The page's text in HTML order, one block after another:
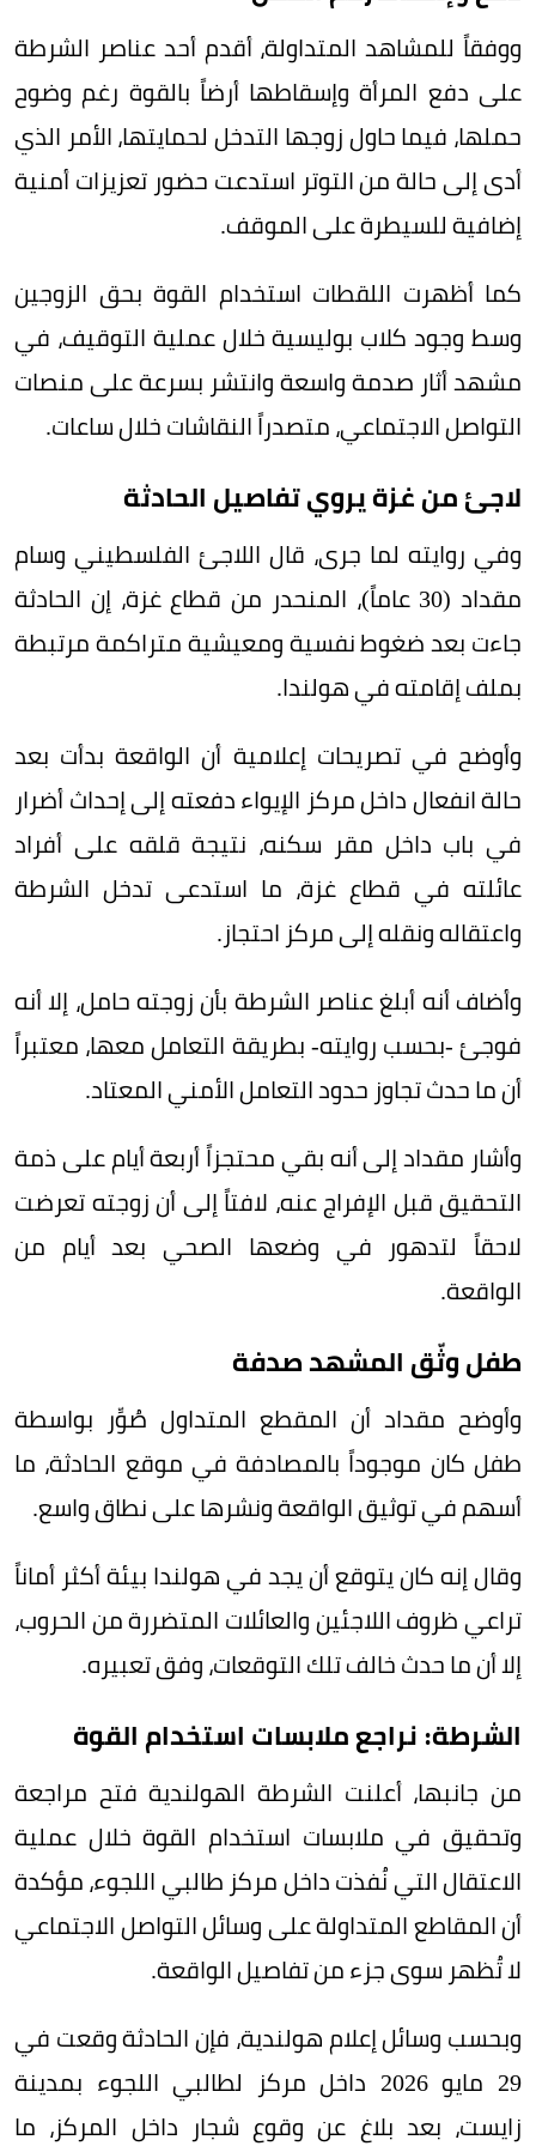
ووفقاً للمشاهد المتداولة، أقدم أحد عناصر الشرطة
على دفع المرأة وإسقاطها أرضاً بالقوة رغم وضوح
حملها، فيما حاول زوجها التدخل لحمايتها، الأمر الذي
أدى إلى حالة من التوتر استدعت حضور تعزيزات أمنية
إضافية للسيطرة على الموقف.
كما أظهرت اللقطات استخدام القوة بحق الزوجين
وسط وجود كلاب بوليسية خلال عملية التوقيف، في
مشهد أثار صدمة واسعة وانتشر بسرعة على منصات
التواصل الاجتماعي، متصدراً النقاشات خلال ساعات.
لاجئ من غزة يروي تفاصيل الحادثة
وفي روايته لما جرى، قال اللاجئ الفلسطيني وسام
مقداد (30 عاماً)، المنحدر من قطاع غزة، إن الحادثة
جاءت بعد ضغوط نفسية ومعيشية متراكمة مرتبطة
بملف إقامته في هولندا.
وأوضح في تصريحات إعلامية أن الواقعة بدأت بعد
حالة انفعال داخل مركز الإيواء دفعته إلى إحداث أضرار
في باب داخل مقر سكنه، نتيجة قلقه على أفراد
عائلته في قطاع غزة، ما استدعى تدخل الشرطة
واعتقاله ونقله إلى مركز احتجاز.
وأضاف أنه أبلغ عناصر الشرطة بأن زوجته حامل، إلا أنه
فوجئ -بحسب روايته- بطريقة التعامل معها، معتبراً
أن ما حدث تجاوز حدود التعامل الأمني المعتاد.
وأشار مقداد إلى أنه بقي محتجزاً أربعة أيام على ذمة
التحقيق قبل الإفراج عنه، لافتاً إلى أن زوجته تعرضت
لاحقاً لتدهور في وضعها الصحي بعد أيام من
الواقعة.
طفل وثّق المشهد صدفة
وأوضح مقداد أن المقطع المتداول صُوِّر بواسطة
طفل كان موجوداً بالمصادفة في موقع الحادثة، ما
أسهم في توثيق الواقعة ونشرها على نطاق واسع.
وقال إنه كان يتوقع أن يجد في هولندا بيئة أكثر أماناً
تراعي ظروف اللاجئين والعائلات المتضررة من الحروب،
إلا أن ما حدث خالف تلك التوقعات، وفق تعبيره.
الشرطة: نراجع ملابسات استخدام القوة
من جانبها، أعلنت الشرطة الهولندية فتح مراجعة
وتحقيق في ملابسات استخدام القوة خلال عملية
الاعتقال التي نُفذت داخل مركز طالبي اللجوء، مؤكدة
أن المقاطع المتداولة على وسائل التواصل الاجتماعي
لا تُظهر سوى جزء من تفاصيل الواقعة.
وبحسب وسائل إعلام هولندية، فإن الحادثة وقعت في
29 مايو 2026 داخل مركز لطالبي اللجوء بمدينة
زايست، بعد بلاغ عن وقوع شجار داخل المركز، ما